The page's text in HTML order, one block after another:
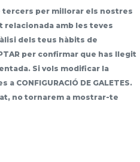
per millorar els nostres
amb les teves
dels teus hàbits de
per confirmar que has llegit
Si vols modificar la
CONFIGURACIÓ DE GALETES.
no tornarem a mostrar-te